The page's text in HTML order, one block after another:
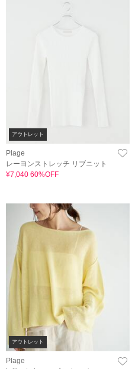
アウトレット
Plage
レーヨンストレッチ リブニット
¥7,040 60%OFF
アウトレット
Plage